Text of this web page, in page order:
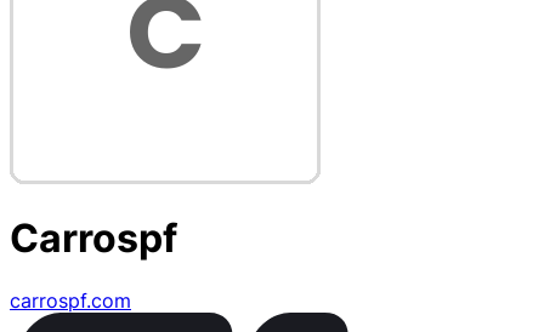
Carrospf
carrospf.com